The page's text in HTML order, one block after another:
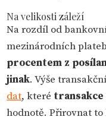
Na velikosti záleží
Na rozdíl od
mezinárodních
procentem z
jinak. Výše
dat, které
hodnotě. Přirovnat